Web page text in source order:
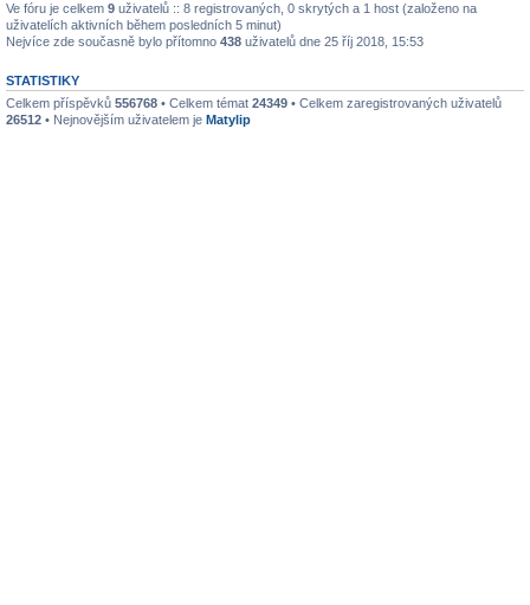
Ve fóru je celkem 9 uživatelů :: 8 registrovaných, 0 skrytých a 1 host (založeno na
uživatelích aktivních během posledních 5 minut)
Nejvíce zde současně bylo přítomno 438 uživatelů dne 25 říj 2018, 15:53
STATISTIKY
Celkem příspěvků 556768 • Celkem témat 24349 • Celkem zaregistrovaných uživatelů
26512 • Nejnovějším uživatelem je Matylip